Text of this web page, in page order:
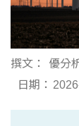
撰文： 優分
日期：